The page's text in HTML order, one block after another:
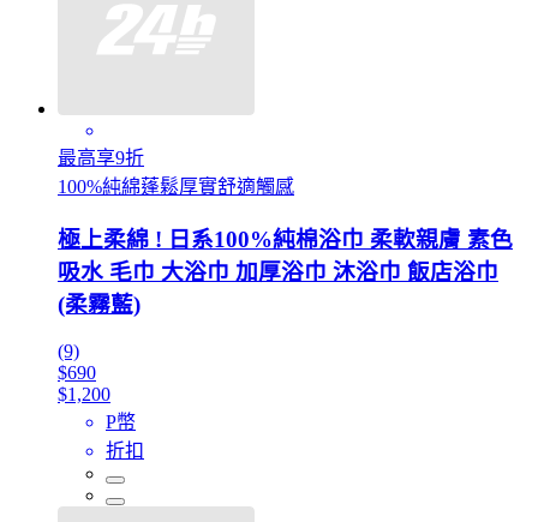
最高享9折
100%純綿蓬鬆厚實舒適觸感
極上柔綿 ! 日系100%純棉浴巾 柔軟親膚 素色
吸水 毛巾 大浴巾 加厚浴巾 沐浴巾 飯店浴巾
(柔霧藍)
(9)
$690
$1,200
P幣
折扣